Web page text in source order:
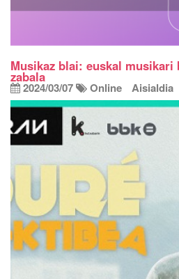
Musikaz blai: euskal musikari
zabala
2024/03/07 Online Aisialdia